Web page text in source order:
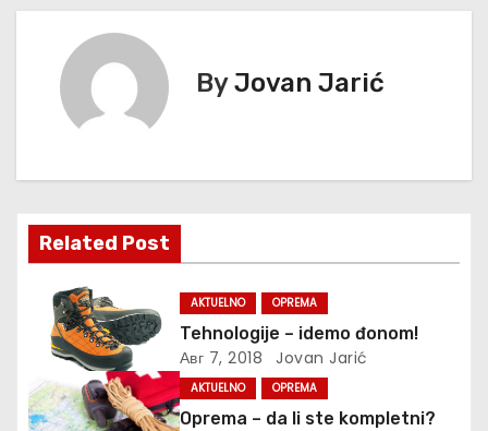
р
е
а
ByJovan Jarić
Related Post
AKTUELNO OPREMA
Tehnologije – idemo đonom!
Авг 7, 2018 Jovan Jarić
AKTUELNO OPREMA
Oprema – da li ste kompletni?